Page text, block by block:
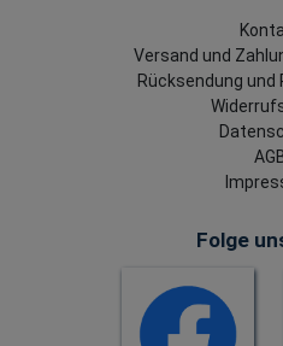
Versand und
Rücksendung
Folge